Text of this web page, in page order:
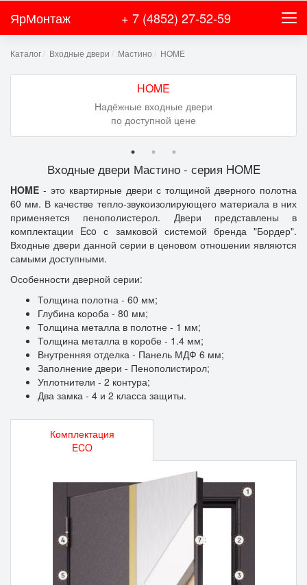
ЯрМонтаж + 7 (4852) 27-52-59
Каталог Входные двери Мастино HOME
HOME
Надёжные входные двери
по доступной цене
Входные двери Мастино - серия HOME
HOME - это квартирные двери с толщиной дверного полотна
60 мм. В качестве тепло-звукоизолирующего материала в них
применяется пенополистерол. Двери представлены в
комплектации Eco с замковой системой бренда "Бордер".
Входные двери данной серии в ценовом отношении являются
самыми доступными.
Особенности дверной серии:
Толщина полотна - 60 мм;
Глубина короба - 80 мм;
Толщина металла в полотне - 1 мм;
Толщина металла в коробе - 1.4 мм;
Внутренняя отделка - Панель МДФ 6 мм;
Заполнение двери - Пенополистирол;
Уплотнители - 2 контура;
Два замка - 4 и 2 класса защиты.
Комплектация
ECO